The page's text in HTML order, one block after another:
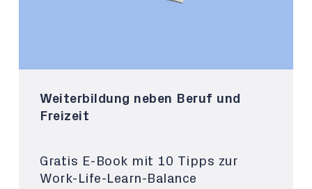
Weiterbildung neben Beruf und
Freizeit
Gratis E-Book mit 10 Tipps zur
Work-Life-Learn-Balance